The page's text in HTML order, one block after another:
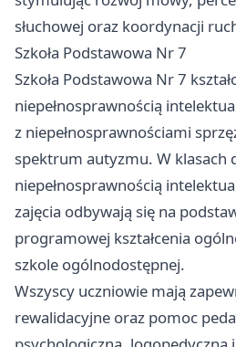
słuchowej oraz koordynacji
Szkoła Podstawowa Nr 7
Szkoła Podstawowa Nr 7
niepełnosprawnością
z niepełnosprawnościami
spektrum autyzmu. W klasach
niepełnosprawnością
zajęcia odbywają się na
programowej kształcenia
szkole ogólnodostępnej.
Wszyscy uczniowie mają
rewalidacyjne oraz pomoc